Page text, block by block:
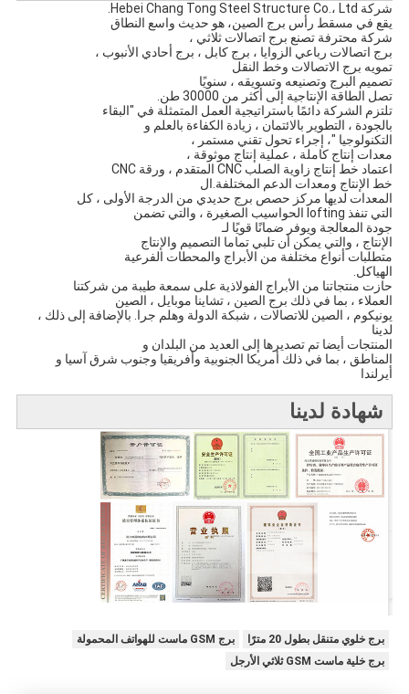
شركة Hebei Chang Tong Steel Structure Co.، Ltd.
يقع في مسقط رأس برج الصين، هو حديث واسع النطاق
شركة محترفة تصنع برج اتصالات ثلاثي ،
برج اتصالات رباعي الزوايا ، برج كابل ، برج أحادي الأنبوب ،
تمويه برج الاتصالات وخط النقل
تصميم البرج وتصنيعه وتسويقه ، سنويًا
تصل الطاقة الإنتاجية إلى أكثر من 30000 طن.
تلتزم الشركة دائمًا باستراتيجية العمل المتمثلة في "البقاء
بالجودة ، التطوير بالائتمان ، زيادة الكفاءة بالعلم و
التكنولوجيا "، إجراء تحول تقني مستمر ،
معدات إنتاج كاملة ، عملية إنتاج موثوقة ،
اعتماد خط إنتاج زاوية الصلب CNC المتقدم ، ورقة CNC
خط الإنتاج ومعدات الدعم المختلفة.ال
المعدات لديها مركز حصص برج حديدي من الدرجة الأولى ، كل
التي تنفذ lofting الحواسيب الصغيرة ، والتي تضمن
جودة المعالجة ويوفر ضمانًا قويًا لـ
الإنتاج ، والتي يمكن أن تلبي تماما التصميم والإنتاج
متطلبات أنواع مختلفة من الأبراج والمحطات الفرعية
الهياكل.
حازت منتجاتنا من الأبراج الفولاذية على سمعة طيبة من شركتنا
العملاء ، بما في ذلك برج الصين ، تشاينا موبايل ، الصين
يونيكوم ، الصين للاتصالات ، شبكة الدولة وهلم جرا. بالإضافة إلى ذلك ،
لدينا
المنتجات أيضا تم تصديرها إلى العديد من البلدان و
المناطق ، بما في ذلك أمريكا الجنوبية وأفريقيا وجنوب شرق آسيا و
أيرلندا
شهادة لدينا
برج خلوي متنقل بطول 20 مترًا
برج GSM ماست للهواتف المحمولة
برج خلية ماست GSM ثلاثي الأرجل